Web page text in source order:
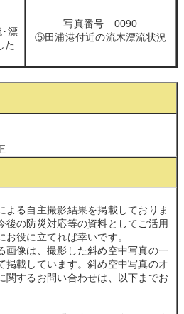
漂
た
写真番号 0090
⑤田浦港付近の流木漂流状況
よる自主撮影結果を掲載しておりま
後の防災対応等の資料としてご活用
役に立てれば幸いです。
画像は、撮影した斜め空中写真の一
掲載しています。斜め空中写真のオ
関するお問い合わせは、以下までお